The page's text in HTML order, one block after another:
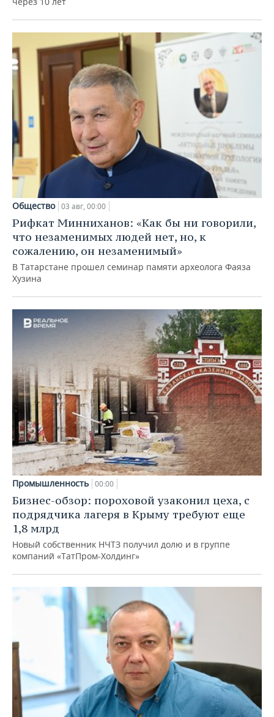
Общество 03 авг, 00:00
Рифкат Минниханов: «Как бы ни говорили,
что незаменимых людей нет, но, к
сожалению, он незаменимый»
В Татарстане прошел семинар памяти археолога Фаяза
Хузина
Промышленность 00:00
Бизнес-обзор: пороховой узаконил цеха, с
подрядчика лагеря в Крыму требуют еще
1,8 млрд
Новый собственник НЧТЗ получил долю и в группе
компаний «ТатПром-Холдинг»